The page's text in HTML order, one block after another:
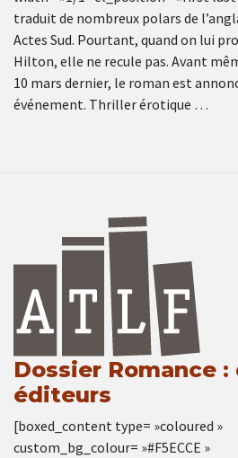
traduit de nombreux polars de
Actes Sud. Pourtant, quand on lui
Hilton, elle ne recule pas. Avant
10 mars dernier, le roman est
événement. Thriller érotique …
Dossier Romance
éditeurs
[boxed_content type= »coloured »
custom_bg_colour= »#F5ECCE »